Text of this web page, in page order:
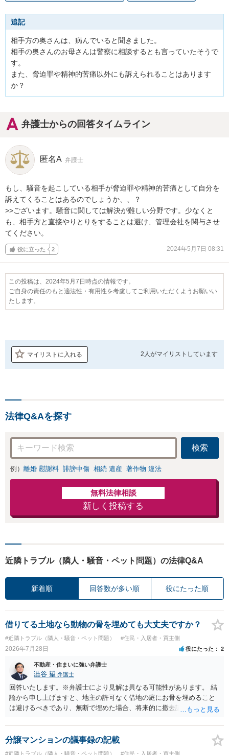
追記
相手方の奥さんは、病んでいると聞きました。
相手の奥さんのお母さんは警察に相談するとも言っていたそうで
す。
また、脅迫罪や精神的苦痛以外にも訴えられることはあります
か？
弁護士からの回答タイムライン
匿名A 弁護士
もし、騒音を起こしている相手が脅迫罪や精神的苦痛として自分を
訴えてくることはあるのでしょうか、、？
>>ございます。騒音に関しては解決が難しい分野です。少なくと
も、相手方と直接やりとりをすることは避け、管理会社を関与させ
てください。
役に立った 2 2024年5月7日 08:31
この投稿は、2024年5月7日時点の情報です。
ご自身の責任のもと適法性・有用性を考慮してご利用いただくようお願いい
たします。
マイリストに入れる 2人がマイリストしています
法律Q&Aを探す
検索
例） 離婚 慰謝料 誹謗中傷 相続 遺産 著作物 違法
無料法律相談
新しく投稿する
近隣トラブル（隣人・騒音・ペット問題）の法律Q&A
新着順 回答数が多い順 役にたった順
借りてる土地なら動物の骨を埋めても大丈夫ですか？
#近隣トラブル（隣人・騒音・ペット問題） #住民・入居者・買主側
2026年7月28日 役にたった 2
不動産・住まいに強い弁護士
澁谷 望 弁護士
回答いたします。※弁護士により見解は異なる可能性があります。 結
論から申し上げますと、地主の許可なく借地の庭にお骨を埋めること
は避けるべきであり、無断で埋めた場合、将来的に撤去請求や退去時
上、自分のペットの遺骨を埋める行為自体は墓地埋葬法違反や不法投
棄には該当しないため、犯罪になるわけではありません。しかし、建
物の所有者は質問者様であっても、土地の所有権はあくまで地主にあ
分譲マンションの議事録の記載
#近隣トラブル（隣人・騒音・ペット問題） #住民・入居者・買主側